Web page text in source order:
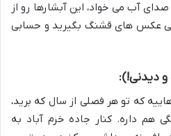
آب می خواد، این آبشارها رو از
عکس های قشنگ بگیرید و حسابی
و دیدنی!):
که تو هر فصلی از سال که برید،
هم داره. کنار جاده خرم آباد به